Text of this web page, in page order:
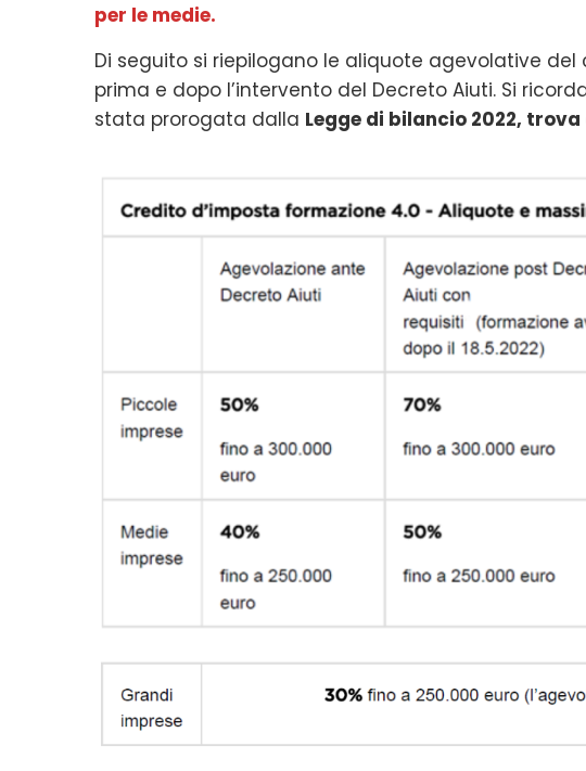
per le medie.
Di seguito si riepilogano le aliquote agevolative del
prima e dopo l’intervento del Decreto Aiuti. Si
stata prorogata dalla Legge di bilancio 2022, trova